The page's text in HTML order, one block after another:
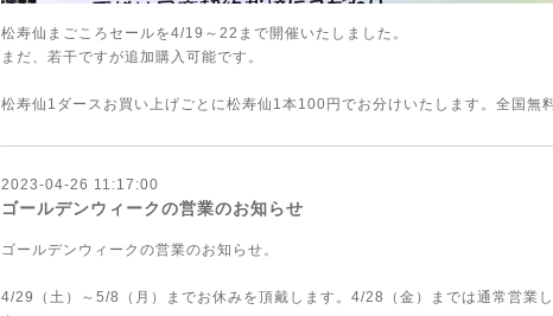
松寿仙まごころセールを4/19～22まで開催いたしました。
まだ、若干ですが追加購入可能です。
松寿仙1ダースお買い上げごとに松寿仙1本100円でお分けいたします。全国無
2023-04-26 11:17:00
ゴールデンウィークの営業のお知らせ
ゴールデンウィークの営業のお知らせ。
4/29（土）～5/8（月）までお休みを頂戴します。4/28（金）までは通常営業